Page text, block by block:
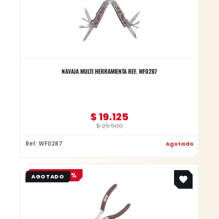
NAVAJA MULTI HERRAMIENTA REF. WF0287
$25.500
$ 19.125
Ref: WF0287 Agotado
OFERTA -25%
was:
$ 8.900.
is:
$ 6.675.